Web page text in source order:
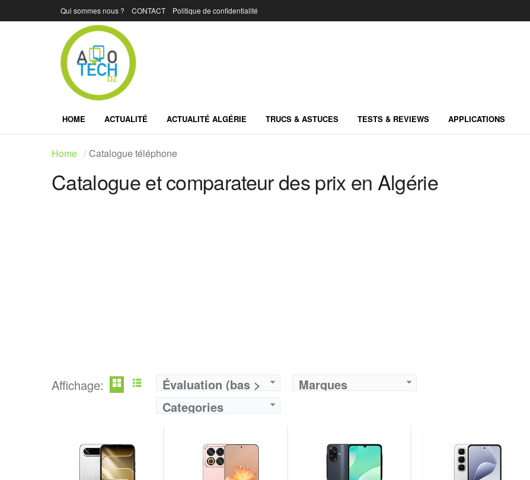
Qui sommes nous ? CONTACT Politique de confidentialité
HOME ACTUALITÉ ACTUALITÉ ALGÉRIE TRUCS & ASTUCES TESTS & REVIEWS APPLICATIONS
Home Catalogue téléphone
Catalogue et comparateur des prix en Algérie
Affichage: Évaluation (bas >
Marques
Categories